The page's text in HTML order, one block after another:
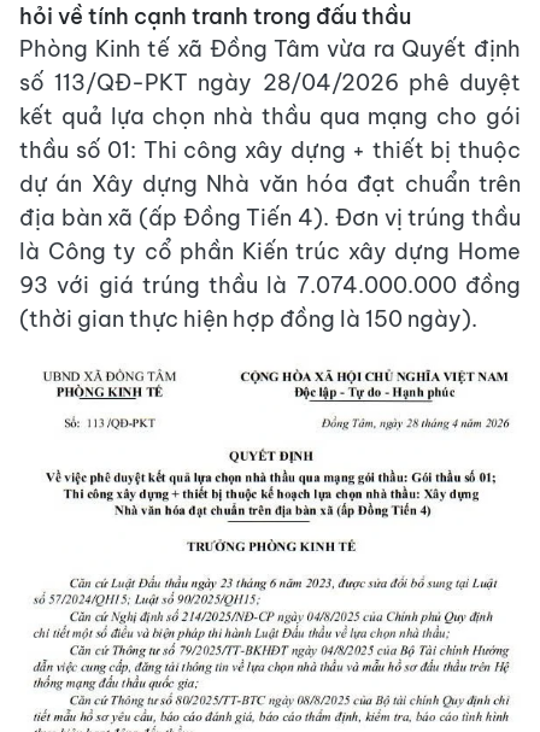
hỏi về tính cạnh tranh trong đấu thầu
Phòng Kinh tế xã Đồng Tâm vừa ra Quyết định
số 113/QĐ-PKT ngày 28/04/2026 phê duyệt
kết quả lựa chọn nhà thầu qua mạng cho gói
thầu số 01: Thi công xây dựng + thiết bị thuộc
dự án Xây dựng Nhà văn hóa đạt chuẩn trên
địa bàn xã (ấp Đồng Tiến 4). Đơn vị trúng thầu
là Công ty cổ phần Kiến trúc xây dựng Home
93 với giá trúng thầu là 7.074.000.000 đồng
(thời gian thực hiện hợp đồng là 150 ngày).